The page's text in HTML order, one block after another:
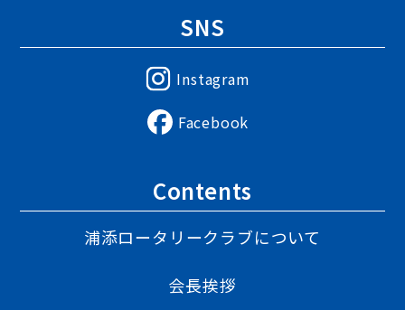
SNS
Instagram
Facebook
Contents
浦添ロータリークラブについて
会長挨拶